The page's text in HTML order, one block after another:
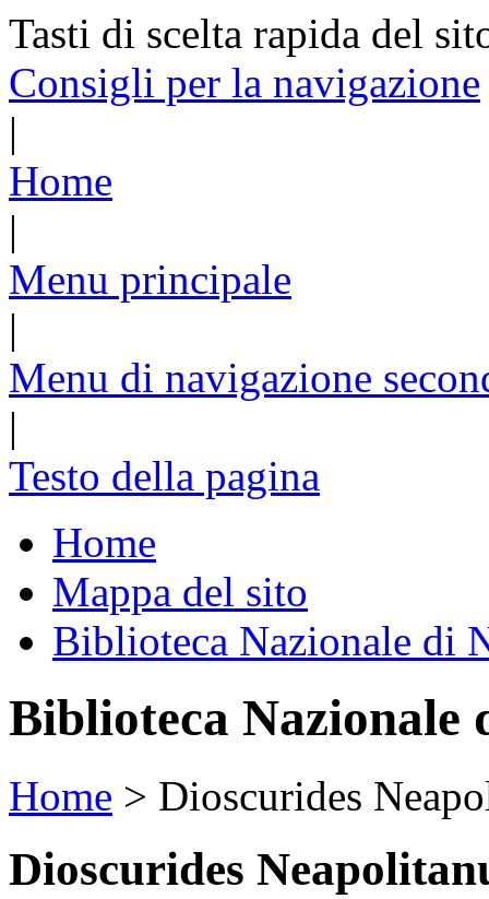
Tasti di scelta rapida del
Consigli per la navigazione
|
Home
|
Menu principale
|
Menu di navigazione
|
Testo della pagina
Home
Mappa del sito
Biblioteca Nazionale di
Biblioteca Nazionale
Home > Dioscurides
Dioscurides